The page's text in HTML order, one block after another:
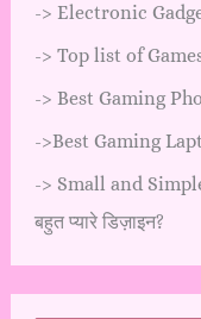
-> Electronic
-> Top list of
-> Best Gaming
->Best Gaming
-> Small and
बहुत प्यारे डिज़ाइन?